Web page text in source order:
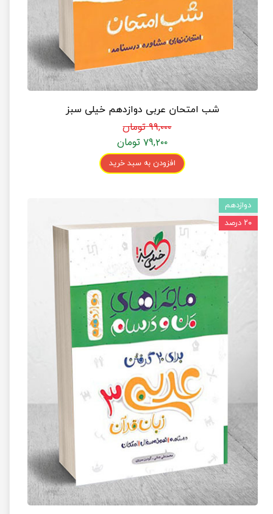
شب امتحان عربی دوازدهم خیلی سبز
۹۹,۰۰۰ تومان
۷۹,۲۰۰ تومان
افزودن به سبد خرید
دوازدهم
۲۰ درصد